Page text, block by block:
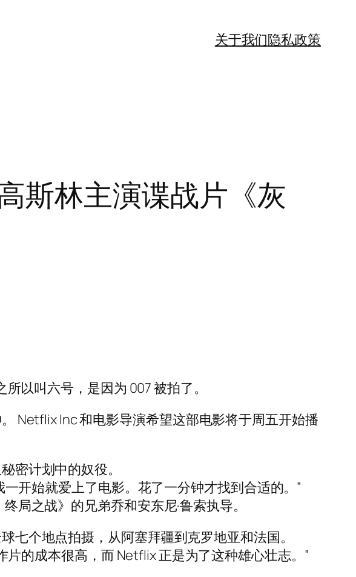
关于我们隐私政策
斯林主演谍战片《灰
以叫六号，是因为 007 被拍了。
Netflix Inc 和电影导演希望这部电影将于周五开始播
密计划中的奴役。
开始就爱上了电影。花了一分钟才找到合适的。”
局之战》的兄弟乔和安东尼·鲁索执导。
七个地点拍摄，从阿塞拜疆到克罗地亚和法国。
片的成本很高，而 Netflix 正是为了这种雄心壮志。”